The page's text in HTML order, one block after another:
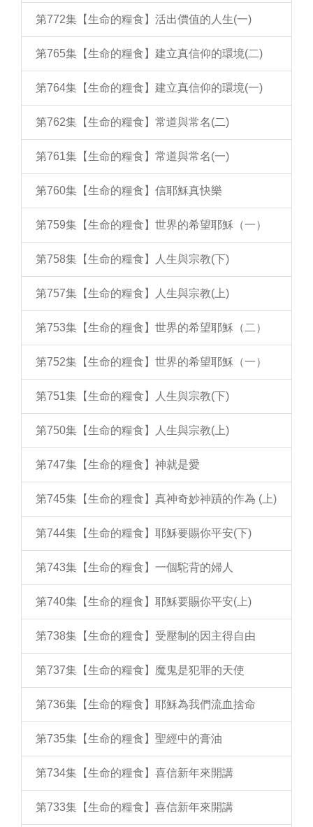
第772集【生命的糧食】活出價值的人生(一)
第765集【生命的糧食】建立真信仰的環境(二)
第764集【生命的糧食】建立真信仰的環境(一)
第762集【生命的糧食】常道與常名(二)
第761集【生命的糧食】常道與常名(一)
第760集【生命的糧食】信耶穌真快樂
第759集【生命的糧食】世界的希望耶穌（一）
第758集【生命的糧食】人生與宗教(下)
第757集【生命的糧食】人生與宗教(上)
第753集【生命的糧食】世界的希望耶穌（二）
第752集【生命的糧食】世界的希望耶穌（一）
第751集【生命的糧食】人生與宗教(下)
第750集【生命的糧食】人生與宗教(上)
第747集【生命的糧食】神就是愛
第745集【生命的糧食】真神奇妙神蹟的作為 (上)
第744集【生命的糧食】耶穌要賜你平安(下)
第743集【生命的糧食】一個駝背的婦人
第740集【生命的糧食】耶穌要賜你平安(上)
第738集【生命的糧食】受壓制的因主得自由
第737集【生命的糧食】魔鬼是犯罪的天使
第736集【生命的糧食】耶穌為我們流血捨命
第735集【生命的糧食】聖經中的膏油
第734集【生命的糧食】喜信新年來開講
第733集【生命的糧食】喜信新年來開講